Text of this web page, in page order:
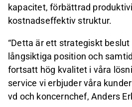
kapacitet, förbättrad
kostnadseffektiv struktur.
“Detta är ett strategiskt
långsiktiga position och
fortsatt hög kvalitet i våra
service vi erbjuder våra
vd och koncernchef, Anders